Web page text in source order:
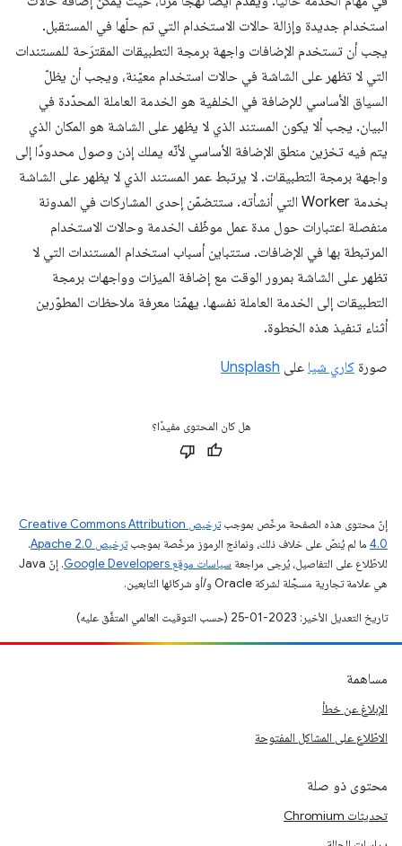
استخدام جديدة وإزالة حالات الاستخدام التي تم حلّها في المستقبل.
يجب أن تستخدم الإضافات واجهة برمجة التطبيقات المقترَحة للمستندات
التي لا تظهر على الشاشة في حالات استخدام معيّنة، ويجب أن يظلّ
السياق الأساسي للإضافة في الخلفية هو الخدمة العاملة المحدّدة في
البيان. يجب ألا يكون المستند الذي لا يظهر على الشاشة هو المكان الذي
يتم فيه تخزين منطق الإضافة الأساسي لأنّه يملك إذن وصول محدودًا إلى
واجهة برمجة التطبيقات. لا يرتبط عمر المستند الذي لا يظهر على الشاشة
بخدمة Worker التي أنشأته. ستتضمّن إحدى المشاركات في المدونة
منفصلة اعتبارات حول مدة عمل موظّف الخدمة وحالات الاستخدام
المرتبطة بها في الإضافات. ستتباين أسباب استخدام المستندات التي لا
تظهر على الشاشة بمرور الوقت مع إضافة الميزات وواجهات برمجة
التطبيقات إلى الخدمة العاملة نفسها. يهمّنا معرفة ملاحظات المطوّرين
أثناء تنفيذ هذه الخطوة.
صورة كاري شيا على Unsplash
هل كان المحتوى مفيدًا؟
إنّ محتوى هذه الصفحة مرخّص بموجب
ترخيص Creative Commons Attribution
4.0‏ ما لم يُنصّ على خلاف ذلك، ونماذج الرموز مرخّصة بموجبترخيص Apache 2.0‏
.
للاطّلاع على التفاصيل، يُرجى مراجعة سياسات موقع Google Developers‏
. إنّ Java
هي علامة تجارية مسجَّلة لشركة Oracle و/أو شركائها التابعين.
تاريخ التعديل الأخير: 2023-01-25 (حسب التوقيت العالمي المتفَّق عليه)
مساهمة
الإبلاغ عن خطأ
الاطّلاع على المشاكل المفتوحة
محتوى ذو صلة
تحديثات Chromium